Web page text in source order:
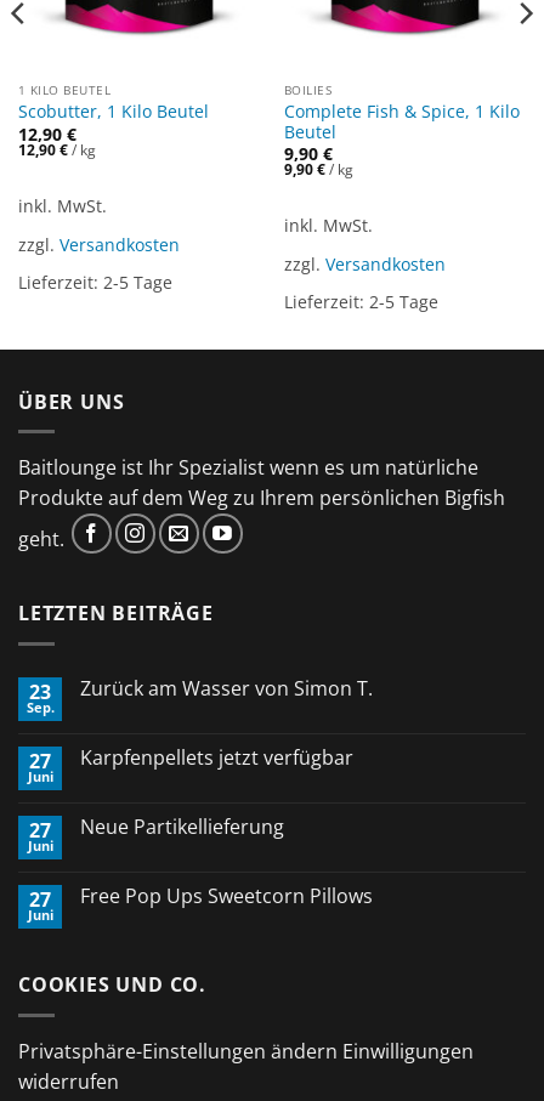
1 KILO BEUTEL
Scobutter, 1 Kilo Beutel
12,90 €
12,90€/ kg
inkl. MwSt.
zzgl. Versandkosten
Lieferzeit: 2-5 Tage
BOILIES
Complete Fish & Spice, 1 Kilo
Beutel
9,90 €
9,90€/ kg
inkl. MwSt.
zzgl. Versandkosten
Lieferzeit: 2-5 Tage
ÜBER UNS
Baitlounge ist Ihr Spezialist wenn es um natürliche
Produkte auf dem Weg zu Ihrem persönlichen Bigfish
geht.
LETZTEN BEITRÄGE
23
Sep.
Zurück am Wasser von Simon T.
Zurück
Simon
T.
27
Juni
Karpfenpellets jetzt verfügbar
Karpfenpellets
27
Juni
Neue Partikellieferung
Neue
27
Juni
Free Pop Ups Sweetcorn Pillows
Pop
COOKIES UND CO.
Privatsphäre-Einstellungen ändern Einwilligungen
widerrufen